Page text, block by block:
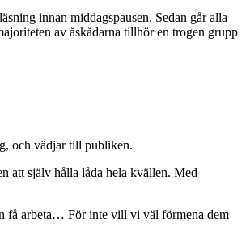
innan middagspausen. Sedan går alla
av åskådarna tillhör en trogen grupp
och vädjar till publiken.
att själv hålla låda hela kvällen. Med
få arbeta… För inte vill vi väl förmena dem